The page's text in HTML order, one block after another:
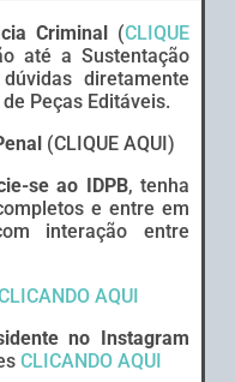
Criminal (CLIQUE
até a Sustentação
diretamente
Peças Editáveis.
(CLIQUE AQUI)
se ao IDPB, tenha
e entre em
interação entre
AQUI
no Instagram
CLICANDO AQUI